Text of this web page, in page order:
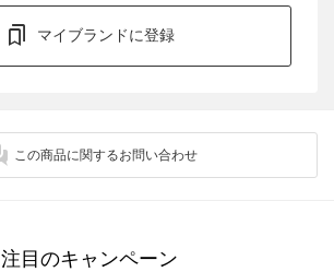
マイブランドに登録
この商品に関するお問い合わせ
注目のキャンペーン